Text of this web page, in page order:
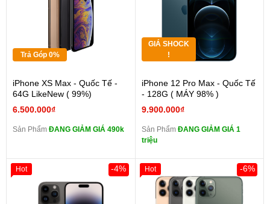
Trả Góp 0%
iPhone XS Max - Quốc Tế -
64G LikeNew ( 99%)
6.500.000₫
Sản Phẩm ĐANG GIẢM GIÁ 490k
GIÁ SHOCK
!
iPhone 12 Pro Max - Quốc Tế
- 128G ( MÁY 98% )
9.900.000₫
Sản Phẩm ĐANG GIẢM GIÁ 1
triệu
-4%
Hot -6%
Hot